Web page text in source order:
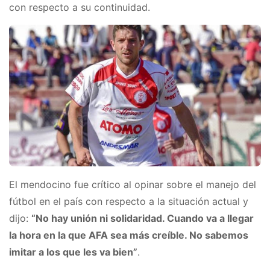
con respecto a su continuidad.
El mendocino fue crítico al opinar sobre el manejo del
fútbol en el país con respecto a la situación actual y
dijo: “No hay unión ni solidaridad. Cuando va a llegar
la hora en la que AFA sea más creíble. No sabemos
imitar a los que les va bien”.